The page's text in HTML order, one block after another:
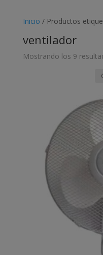
Inicio / Productos
ventilador
Mostrando los 9